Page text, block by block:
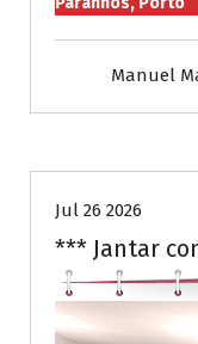
Manuel
Jul 26 2026
*** Jantar